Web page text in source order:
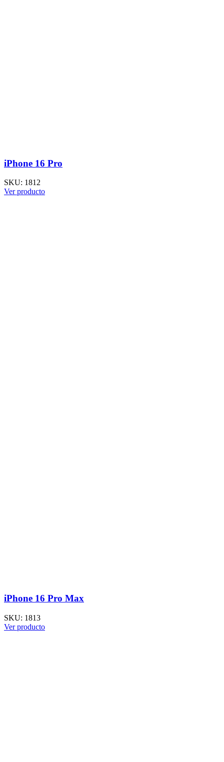
iPhone 16 Pro
SKU: 1812
Ver producto
iPhone 16 Pro Max
SKU: 1813
Ver producto